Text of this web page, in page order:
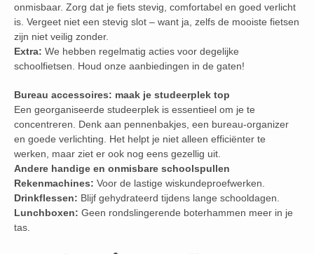
onmisbaar. Zorg dat je fiets stevig, comfortabel en goed verlicht
is. Vergeet niet een stevig slot – want ja, zelfs de mooiste fietsen
zijn niet veilig zonder.
Extra: We hebben regelmatig acties voor degelijke
schoolfietsen. Houd onze aanbiedingen in de gaten!
Bureau accessoires: maak je studeerplek top
Een georganiseerde studeerplek is essentieel om je te
concentreren. Denk aan pennenbakjes, een bureau-organizer
en goede verlichting. Het helpt je niet alleen efficiënter te
werken, maar ziet er ook nog eens gezellig uit.
Andere handige en onmisbare schoolspullen
Rekenmachines: Voor de lastige wiskundeproefwerken.
Drinkflessen: Blijf gehydrateerd tijdens lange schooldagen.
Lunchboxen: Geen rondslingerende boterhammen meer in je
tas.